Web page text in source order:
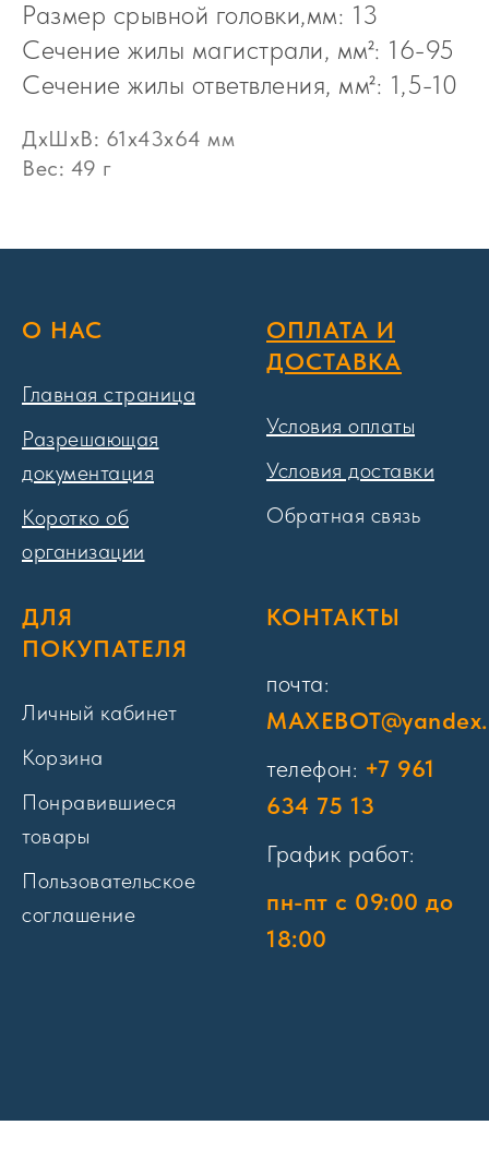
Размер срывной головки,мм: 13
Сечение жилы магистрали, мм²: 16-95
Сечение жилы ответвления, мм²: 1,5-10
ДxШxВ: 61x43x64 мм
Вес: 49 г
О НАС
Главная страница
Разрешающая
документация
Коротко об
организации
ОПЛАТА И
ДОСТАВКА
Условия оплаты
Условия доставки
Обратная связь
ДЛЯ
ПОКУПАТЕЛЯ
Личный кабинет
Корзина
Понравившиеся
товары
Пользовательское
соглашение
КОНТАКТЫ
почта:
телефон: +7 961
634 75 13
График работ:
пн-пт с 09:00 до
18:00